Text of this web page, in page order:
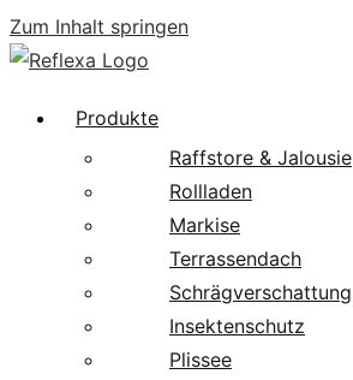
Zum Inhalt springen
Produkte
Raffstore & Jalousie
Rollladen
Markise
Terrassendach
Schrägverschattung
Insektenschutz
Plissee